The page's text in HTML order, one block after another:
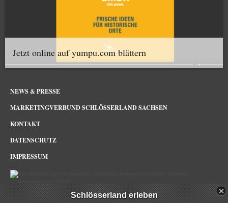
Jetzt online auf yumpu.com blättern
NEWS & PRESSE
MARKETINGVERBUND SCHLÖSSERLAND SACHSEN
KONTAKT
DATENSCHUTZ
IMPRESSUM
Schlösserland erleben